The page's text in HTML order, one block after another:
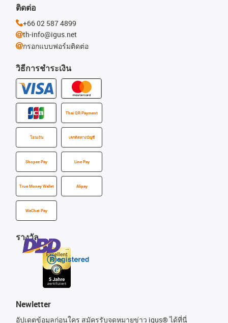
วิธีการชำระเงิน
Thai QR Payment
โอนเงิน เครดิตทางบัญชี
Shopee Pay Line Pay
True Money Wallet Alipay
WeChat Pay
รางวัล
Newletter
อัปเดตข้อมูลก่อนใคร สมัครรับจดหมายข่าว igus® ได้ที่นี่
ติดต่อ
+66 02 587 4899
th-info@igus.net
กรอกแบบฟอร์มติดต่อ